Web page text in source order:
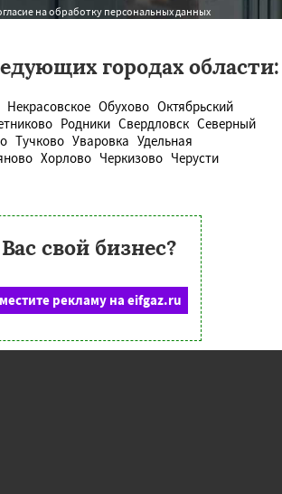
на обработку персональных данных
городах области:
Некрасовское Обухово Октябрьский
Родники Свердловск Северный
Тучково Уваровка Удельная
Хорлово Черкизово Черусти
свой бизнес?
рекламу на eifgaz.ru